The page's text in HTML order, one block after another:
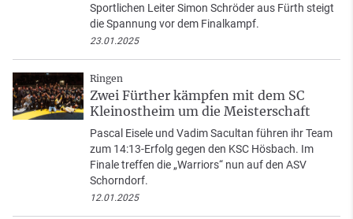
Sportlichen Leiter Simon Schröder aus Fürth steigt
die Spannung vor dem Finalkampf.
23.01.2025
Ringen
Zwei Fürther kämpfen mit dem SC
Kleinostheim um die Meisterschaft
Pascal Eisele und Vadim Sacultan führen ihr Team
zum 14:13-Erfolg gegen den KSC Hösbach. Im
Finale treffen die „Warriors“ nun auf den ASV
Schorndorf.
12.01.2025